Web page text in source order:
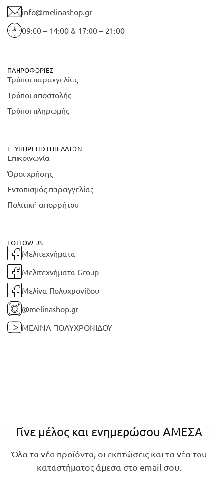
info@melinashop.gr
09:00 – 14:00 & 17:00 – 21:00
ΠΛΗΡΟΦΟΡΊΕΣ
Τρόποι παραγγελίας
Τρόποι αποστολής
Τρόποι πληρωμής
ΕΞΥΠΗΡΈΤΗΣΗ ΠΕΛΑΤΏΝ
Επικοινωνία
Όροι χρήσης
Εντοπισμός παραγγελίας
Πολιτική απορρήτου
FOLLOW US
Μελιτεχνήματα
Μελιτεχνήματα Group
Μελίνα Πολυχρονίδου
@melinashop.gr
ΜΕΛΙΝΑ ΠΟΛΥΧΡΟΝΙΔΟΥ
Γίνε μέλος και ενημερώσου ΑΜΕΣΑ
Όλα τα νέα προϊόντα, οι εκπτώσεις και τα νέα του
καταστήματος άμεσα στο email σου.